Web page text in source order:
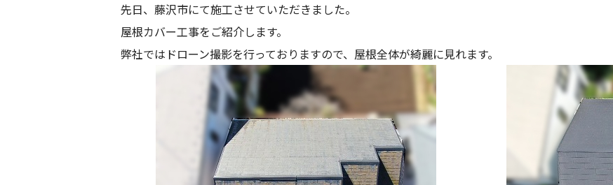
先日、藤沢市にて施工させていただきました。
屋根カバー工事をご紹介します。
弊社ではドローン撮影を行っておりますので、屋根全体が綺麗に見れます。